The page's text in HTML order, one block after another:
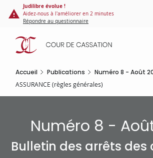
Panneau de gestion des cookies
contenu
principal
Judilibre évolue !
Aidez-nous à l'améliorer en 2 minutes
Répondre au questionnaire
Accueil Publications Numéro 8 - Août
ASSURANCE (règles générales)
Numéro 8 -
Bulletin des arrêts des